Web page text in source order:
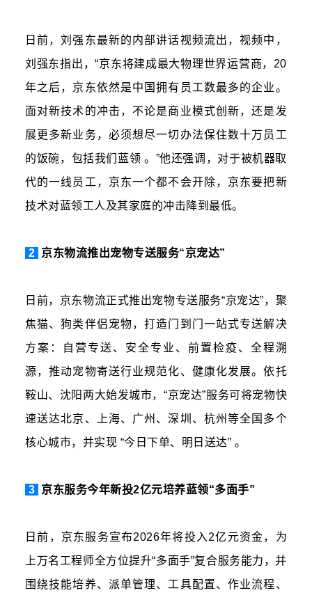
日前，刘强东最新的内部讲话视频流出，视频中，
刘强东指出，“京东将建成最大物理世界运营商，20
年之后，京东依然是中国拥有员工数最多的企业。
面对新技术的冲击，不论是商业模式创新，还是发
展更多新业务，必须想尽一切办法保住数十万员工
的饭碗，包括我们蓝领 。”他还强调，对于被机器取
代的一线员工，京东一个都不会开除，京东要把新
技术对蓝领工人及其家庭的冲击降到最低。
2 京东物流推出宠物专送服务“京宠达”
日前，京东物流正式推出宠物专送服务“京宠达”，聚
焦猫、狗类伴侣宠物，打造门到门一站式专送解决
方案：自营专送、安全专业、前置检疫、全程溯
源，推动宠物寄送行业规范化、健康化发展。依托
鞍山、沈阳两大始发城市，“京宠达”服务可将宠物快
速送达北京、上海、广州、深圳、杭州等全国多个
核心城市，并实现 “今日下单、明日送达” 。
3 京东服务今年新投2亿元培养蓝领“多面手”
日前，京东服务宣布2026年将投入2亿元资金，为
上万名工程师全方位提升“多面手”复合服务能力，并
围绕技能培养、派单管理、工具配置、作业流程、